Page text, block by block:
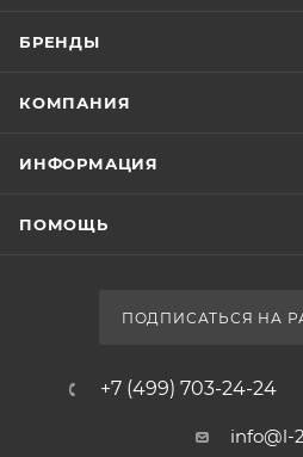
БРЕНДЫ
КОМПАНИЯ
ИНФОРМАЦИЯ
ПОМОЩЬ
ПОДПИСАТЬСЯ НА
+7 (499) 703-24-24
info@l-